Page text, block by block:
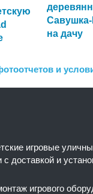
Савушка-
на дачу
и
игровые
доставкой и
игрового